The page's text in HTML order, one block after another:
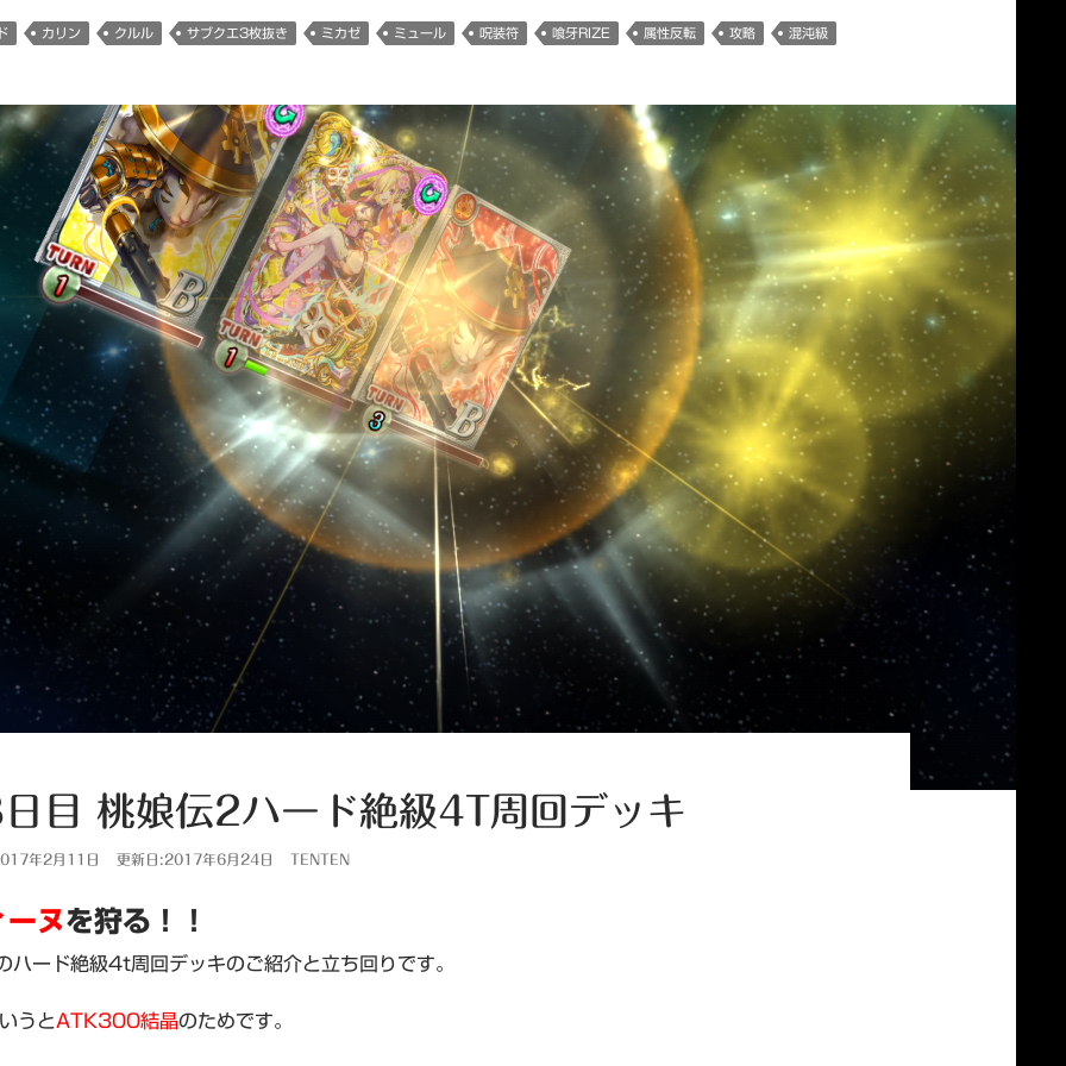
カリン クルル サブクエ3枚抜き ミカゼ ミュール 呪装符 喰牙RIZE 属性反転 攻略 混沌級
目 桃娘伝2ハード絶級4T周回デッキ
年2月11日 更新日:2017年6月24日 TENTEN
ーヌを狩る！！
ハード絶級4t周回デッキのご紹介と立ち回りです。
うとATK300結晶のためです。